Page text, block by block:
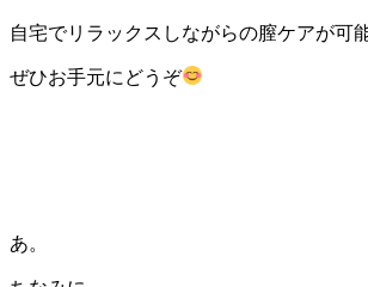
自宅でリラックスしながらの膣ケアが可
ぜひお手元にどうぞ
あ。